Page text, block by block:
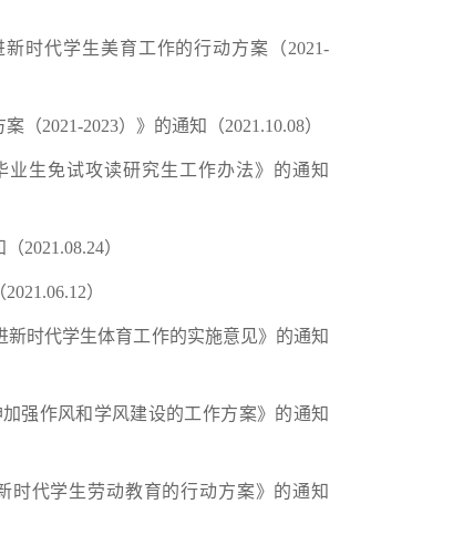
时代学生美育工作的行动方案（2021-
2021-2023）》的通知（2021.10.08）
业生免试攻读研究生工作办法》的通知
2021.08.24）
）
时代学生体育工作的实施意见》的通知
强作风和学风建设的工作方案》的通知
时代学生劳动教育的行动方案》的通知